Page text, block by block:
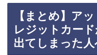
【まとめ】ア
レジットカー
出てしまった